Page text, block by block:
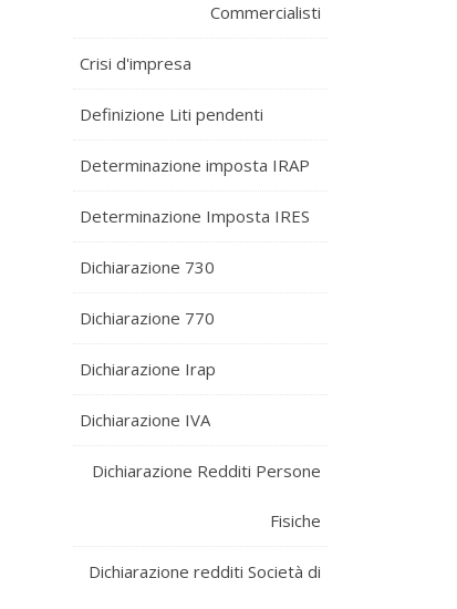
Commercialisti
Crisi d'impresa
Definizione Liti pendenti
Determinazione imposta IRAP
Determinazione Imposta IRES
Dichiarazione 730
Dichiarazione 770
Dichiarazione Irap
Dichiarazione IVA
Dichiarazione Redditi Persone
Fisiche
Dichiarazione redditi Società di